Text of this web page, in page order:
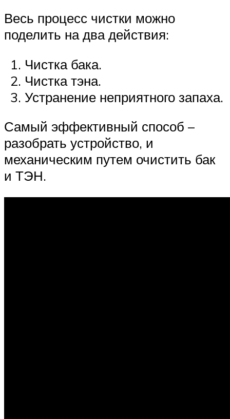
Весь процесс чистки можно
поделить на два действия:
Чистка бака.
Чистка тэна.
Устранение неприятного запаха.
Самый эффективный способ –
разобрать устройство, и
механическим путем очистить бак
и ТЭН.